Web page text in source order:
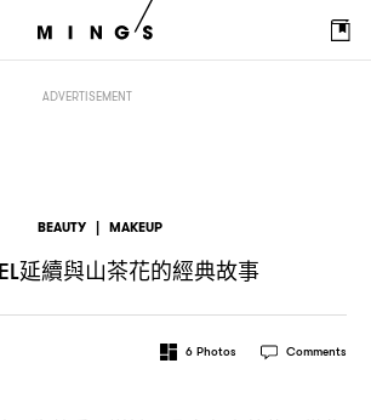
ADVERTISEMENT
BEAUTY | MAKEUP
延續與山茶花的經典故事
6 Photos Comments
茶花的經典故事